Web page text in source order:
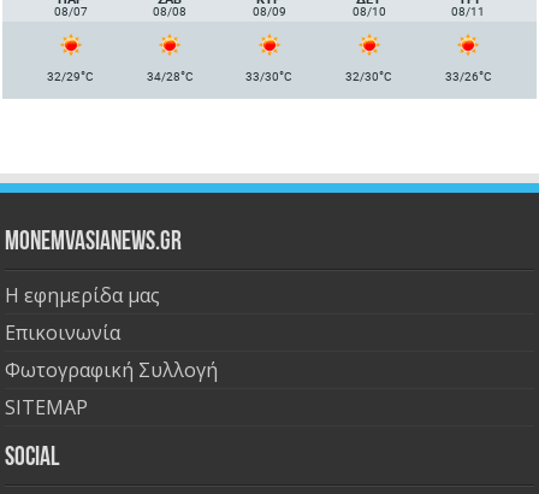
08/07 08/08 08/09 08/10 08/11
32/29°C 34/28°C 33/30°C 32/30°C 33/26°C
Monemvasianews.gr
Η εφημερίδα μας
Επικοινωνία
Φωτογραφική Συλλογή
SITEMAP
Social